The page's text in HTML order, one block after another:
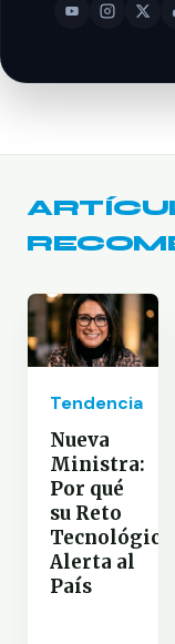
Tendencia
Nueva
Ministra:
Por qué
su Reto
Tecnológico
Alerta al
País